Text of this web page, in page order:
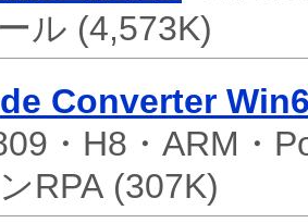
ル (4,573K)
Converter
・H8・ARM・
RPA (307K)